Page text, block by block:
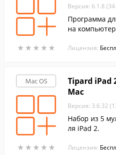
★ ★ ★ ★ ★
★ ★ ★ ★ ★
Версия: 6.1.8
Программа
на
Лицензия:
Mac OS
★ ★ ★ ★ ★
★ ★ ★ ★ ★
Tipard iPad
Mac
Версия: 3.6.32
Набор из 5
ля iPad 2.
Лицензия: